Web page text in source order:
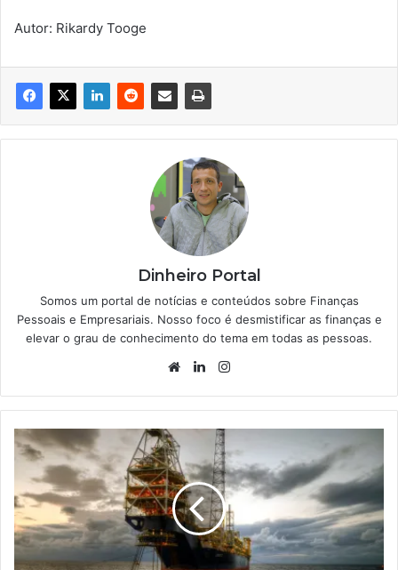
Autor: Rikardy Tooge
Dinheiro Portal
Somos um portal de notícias e conteúdos sobre Finanças
Pessoais e Empresariais. Nosso foco é desmistificar as finanças e
elevar o grau de conhecimento do tema em todas as pessoas.
WebsiteLinkedin